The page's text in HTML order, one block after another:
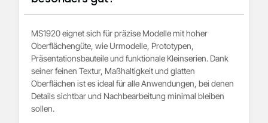
MS1920 eignet sich für präzise Modelle mit hoher
Oberflächengüte, wie Urmodelle, Prototypen,
Präsentationsbauteile und funktionale Kleinserien. Dank
seiner feinen Textur, Maßhaltigkeit und glatten
Oberflächen ist es ideal für alle Anwendungen, bei denen
Details sichtbar und Nachbearbeitung minimal bleiben
sollen.